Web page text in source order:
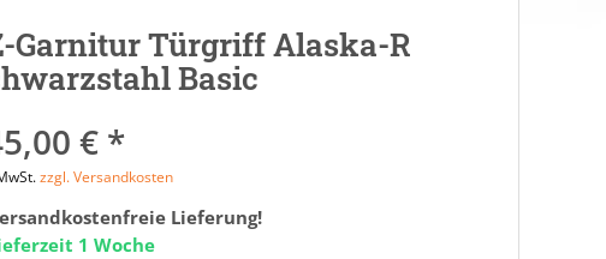
Garnitur Türgriff Alaska-R
Basic
€ *
zzgl. Versandkosten
Lieferung!
1 Woche